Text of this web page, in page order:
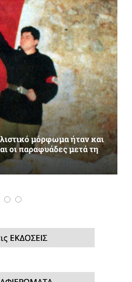
μόρφωμα ήταν και
οι παραφυάδες μετά τη
ΕΚΔΟΣΕΙΣ